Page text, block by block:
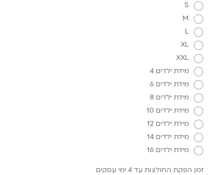
S
M
L
XL
XXL
מידת ילדים 4
מידת ילדים 6
מידת ילדים 8
מידת ילדים 10
מידת ילדים 12
מידת ילדים 14
מידת ילדים 16
זמן הפקת החולצות עד 4 ימי עסקים